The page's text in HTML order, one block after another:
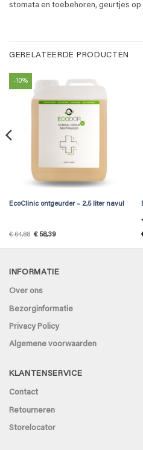
stomata en toebehoren, geurtjes
GERELATEERDE PRODUCTEN
-10%
EcoClinic ontgeurder – 2,5 liter navul
€64,88 Oorspronkelijke
was:
€58,39Huidige
is:
INFORMATIE
Over ons
Bezorginformatie
Privacy Policy
Algemene voorwaarden
KLANTENSERVICE
Contact
Retourneren
Storelocator